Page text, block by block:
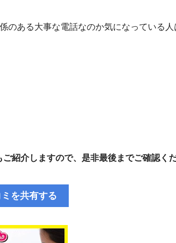
ある大事な電話なのか気になっている人
紹介しますので、是非最後までご確認くだ
を共有する